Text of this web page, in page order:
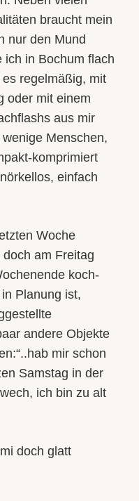
braucht mein
nur den Mund
ich in Bochum flach
regelmäßig, mit
oder mit einem
aus mir
Menschen,
komprimiert
einfach
Woche
am Freitag
koch-
Planung ist,
andere Objekte
mir schon
Samstag in der
ich bin zu alt
doch glatt